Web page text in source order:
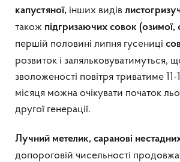
капустяної, інших видів
також підгризаючих совок (озимої,
першій половині липня гусениці
розвиток і заляльковуватимуться,
зволоженості повітря триватиме 11-
місяця можна очікувати початок
другої генерації.
Лучний метелик, саранові
допороговій чисельності